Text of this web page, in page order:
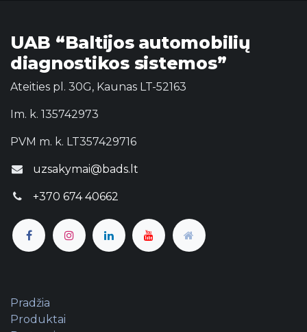
UAB “Baltijos automobilių
diagnostikos sistemos”
Ateities pl. 30G, Kaunas LT-52163
Im. k. 135742973
PVM m. k. LT357429716
uzsakymai@bads.lt
+370 674 40662
Pradžia
Produktai